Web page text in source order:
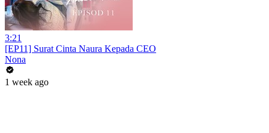
3:21
[EP11] Surat Cinta Naura Kepada CEO
Nona
1 week ago